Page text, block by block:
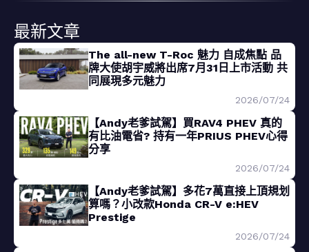
最新文章
The all-new T-Roc 魅力 自成焦點 品
牌大使胡宇威將出席7月31日上市活動 共
同展現多元魅力
2026/07/24
【Andy老爹試駕】買RAV4 PHEV 真的
有比油電省? 持有一年PRIUS PHEV心得
分享
2026/07/24
【Andy老爹試駕】多花7萬直接上頂規划
算嗎？小改款Honda CR-V e:HEV
Prestige
2026/07/24